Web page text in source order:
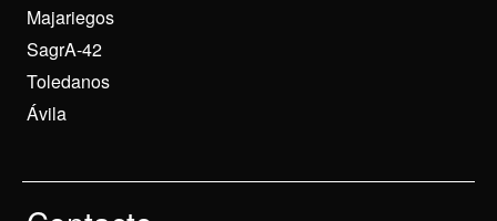
Majariegos
SagrA-42
Toledanos
Ávila